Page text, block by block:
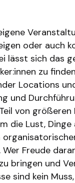
oder auch
lässt sich das
zu
Locations
und
von größeren
die Lust,
Freude
bringen und
sind kein